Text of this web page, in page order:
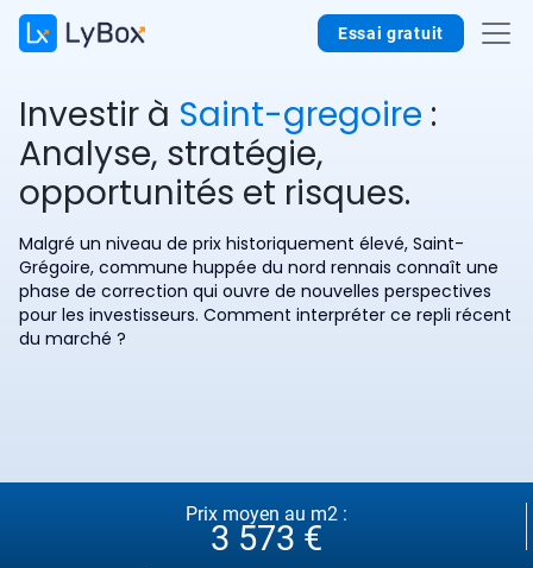
Essai gratuit
Investir à Saint-gregoire :
Analyse, stratégie,
opportunités et risques.
Malgré un niveau de prix historiquement élevé, Saint-
Grégoire, commune huppée du nord rennais connaît une
phase de correction qui ouvre de nouvelles perspectives
pour les investisseurs. Comment interpréter ce repli récent
du marché ?
Prix moyen au m2 :
3 573 €